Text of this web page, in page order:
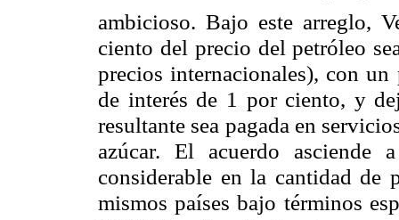
ambicioso. Bajo este arreglo,
ciento del precio del petróleo
precios internacionales), con
de interés de 1 por ciento, y
resultante sea pagada en
azúcar. El acuerdo asciende
considerable en la cantidad de
mismos países bajo términos